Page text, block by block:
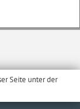
Seite unter der